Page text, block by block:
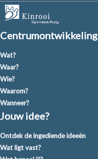
Centrumontwikkeling
Wat?
Waar?
Wie?
Waarom?
Wanneer?
Jouw idee?
Ontdek de ingediende ideeën
Wat ligt vast?